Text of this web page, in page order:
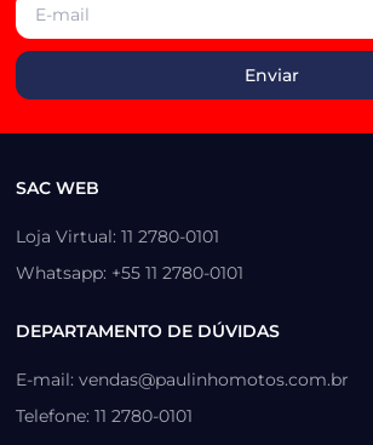
SAC WEB
Loja Virtual: 11 2780-0101
Whatsapp: +55 11 2780-0101
DEPARTAMENTO DE DÚVIDAS
E-mail: vendas@paulinhomotos.com.br
Telefone: 11 2780-0101